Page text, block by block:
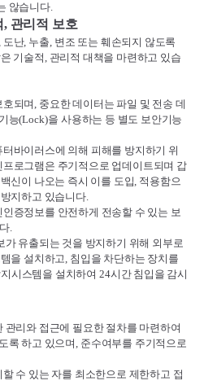
않습니다.
, 관리적 보호
도난, 누출, 변조 또는 훼손되지 않도록
기술적, 관리적 대책을 마련하고 있습
호되며, 중요한 데이터는 파일 및 전송 데
능(Lock)을 사용하는 등 별도 보안기능
바이러스에 의해 피해를 방지하기 위
프로그램은 주기적으로 업데이트되며 갑
신이 나오는 즉시 이를 도입, 적용함으
지하고 있습니다.
증정보를 안전하게 전송할 수 있는 보
.
유출되는 것을 방지하기 위해 외부로
을 설치하고, 침입을 차단하는 장치를
시스템을 설치하여 24시간 침입을 감시
관리와 접근에 필요한 절차를 마련하여
록 하고 있으며, 준수여부를 주기적으로
수 있는 자를 최소한으로 제한하고 접